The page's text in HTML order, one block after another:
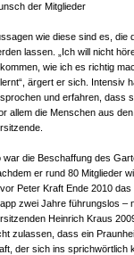
der Mitglieder
wie diese sind es, die
lassen. „Ich will nicht
wie ich es richtig
ärgert er sich. Intensiv
und erfahren, dass
allem die Menschen aus
war die Beschaffung des
er rund 80 Mitglieder
Peter Kraft Ende 2010
zwei Jahre führungslos –
Heinrich Kraus
zulassen, dass ein
der sich ins sprichwörtlich